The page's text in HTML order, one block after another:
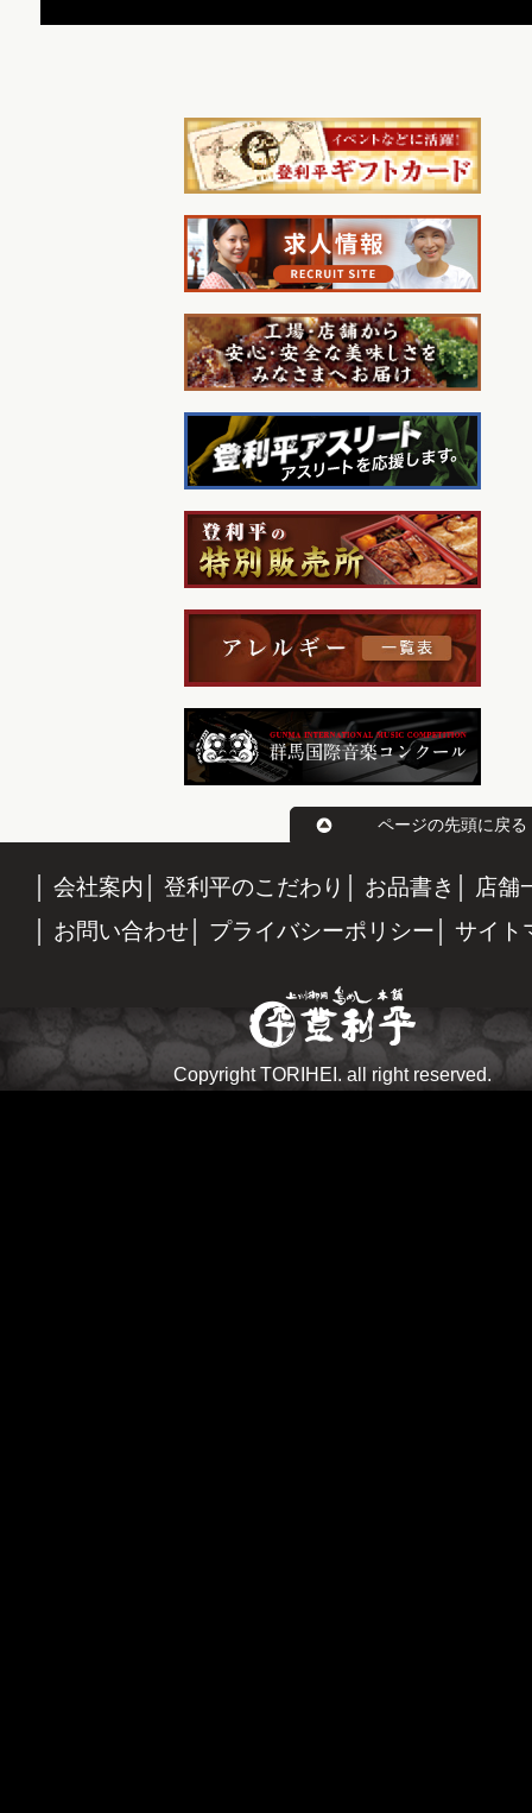
ページの先頭に戻る
会社案内 登利平のこだわり お品書き
店舗
お問い合わせ
プライバシーポリシー サイト
Copyright TORIHEI. all right reserved.